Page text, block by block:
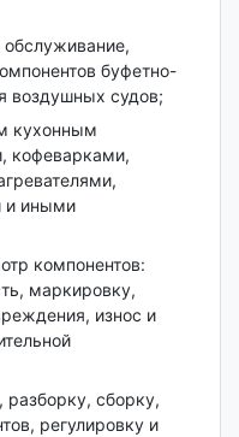
обслуживание,
буфетно-
воздушных судов;
кухонным
кофеварками,
и иными
компонентов:
маркировку,
износ и
сборку,
регулировку и